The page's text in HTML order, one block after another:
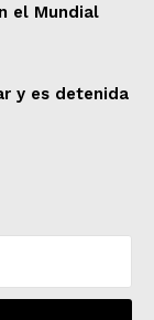
el Mundial
y es detenida